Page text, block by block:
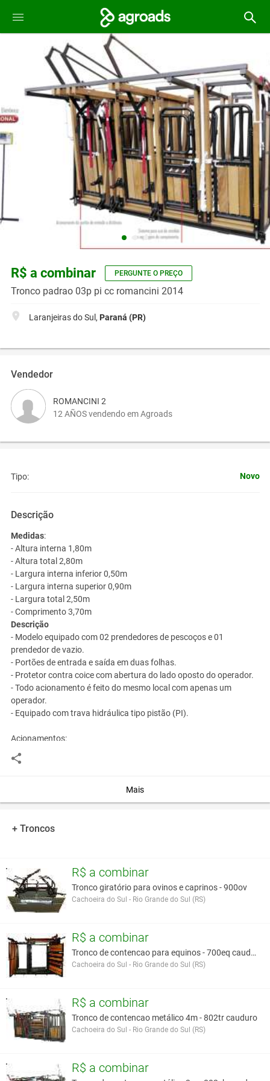
R$ a combinar PERGUNTE O PREÇO
Tronco padrao 03p pi cc romancini 2014
Laranjeiras do Sul, Paraná (PR)
Vendedor
ROMANCINI 2
12 AÑOS vendendo em Agroads
Tipo: Novo
Descrição
Medidas:
- Altura interna 1,80m
- Altura total 2,80m
- Largura interna inferior 0,50m
- Largura interna superior 0,90m
- Largura total 2,50m
- Comprimento 3,70m
Descrição
- Modelo equipado com 02 prendedores de pescoços e 01
prendedor de vazio.
- Portões de entrada e saída em duas folhas.
- Protetor contra coice com abertura do lado oposto do operador.
- Todo acionamento é feito do mesmo local com apenas um
operador.
- Equipado com trava hidráulica tipo pistão (PI).
Acionamentos:
- 02 Prendedores de pescoço (com pistão);
- 01 Prendedor de vazio (com pistão);
- Protetor contra coice.
Equipamento conforme normas regulamentadoras do Ministério
NR 31 – Segurança no Trabalho Rural.
Você assume toda a responsabilidade pela cotação deste item. Você acha que
este anúncio é contra a política de Agroads?
Informar aqui
Mais
+ Troncos
R$ a combinar
Tronco giratório para ovinos e caprinos - 900ov
Cachoeira do Sul - Rio Grande do Sul (RS)
R$ a combinar
Tronco de contencao para equinos - 700eq cauduro
Cachoeira do Sul - Rio Grande do Sul (RS)
R$ a combinar
Tronco de contencao metálico 4m - 802tr cauduro
Cachoeira do Sul - Rio Grande do Sul (RS)
R$ a combinar